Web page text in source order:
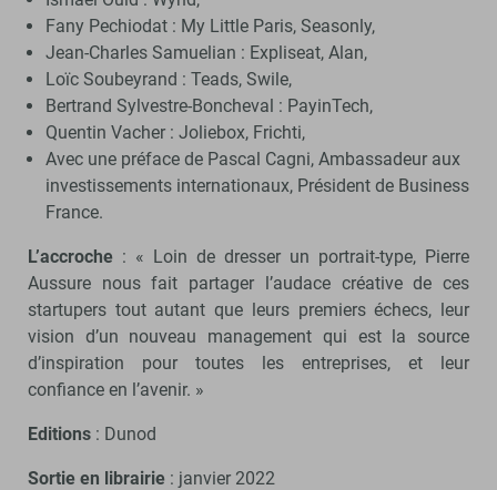
Fany Pechiodat : My Little Paris, Seasonly,
Jean-Charles Samuelian : Expliseat, Alan,
Loïc Soubeyrand : Teads, Swile,
Bertrand Sylvestre-Boncheval : PayinTech,
Quentin Vacher : Joliebox, Frichti,
Avec une préface de Pascal Cagni, Ambassadeur aux
investissements internationaux, Président de Business
France.
L’accroche : « Loin de dresser un portrait-type, Pierre
Aussure nous fait partager l’audace créative de ces
startupers tout autant que leurs premiers échecs, leur
vision d’un nouveau management qui est la source
d’inspiration pour toutes les entreprises, et leur
confiance en l’avenir. »
Editions : Dunod
Sortie en librairie : janvier 2022